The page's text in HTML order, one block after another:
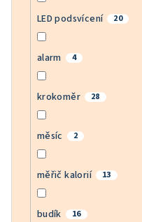
LED podsvícení 20
alarm 4
krokoměr 28
měsíc 2
měřič kalorií 13
budík 16